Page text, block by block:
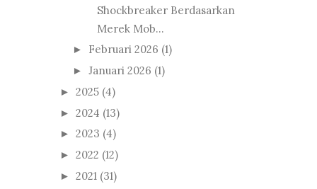
Shockbreaker Berdasarkan
Merek Mob...
► Februari 2026 (1)
► Januari 2026 (1)
► 2025 (4)
► 2024 (13)
► 2023 (4)
► 2022 (12)
► 2021 (31)